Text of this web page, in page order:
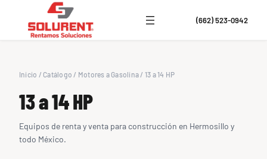
(662) 523-0942
Inicio / Catálogo / Motores a Gasolina / 13 a 14 HP
13 a 14 HP
Equipos de renta y venta para construcción en Hermosillo y
todo México.